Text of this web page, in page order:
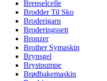
Brenselcelle
Brodder Til Sko
Broderigarn
Broderingssett
Bronzer
Brother Symaskin
Brynsgel
Brystpumpe
Brødbakemaskin